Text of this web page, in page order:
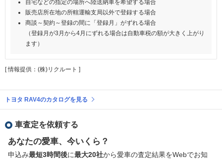
自宅などの指定の場所へ陸送納車を希望する場合
販売店所在地の所轄運輸支局以外で登録する場合
商談～契約～登録の間に「登録月」がずれる場合
（登録月が3月から4月にずれる場合は自動車税の額が大きく上がり
ます）
[ 情報提供：(株)リクルート ]
トヨタ RAV4のカタログを見る
車査定を依頼する
あなたの愛車、今いくら？
申込み最短3時間後に最大20社から愛車の査定結果をWebでお知